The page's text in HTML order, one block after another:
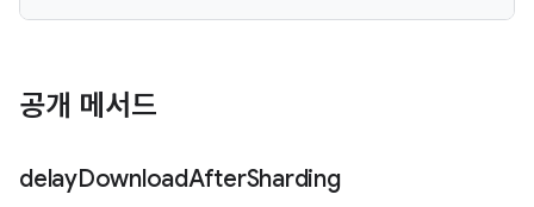
공개 메서드
delayDownloadAfterSharding